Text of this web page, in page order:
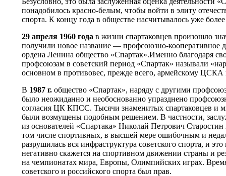
понадобилось красно-белым, чтобы войти в элиту
спорта. К концу года в обществе насчитывалось уже
29 апреля 1960 года в жизни спартаковцев произошло
получили новое название — профсоюзно-кооперативное
ордена Ленина общество «Спартак».Именно благодаря
профсоюзам в советский период «Спартак» называли
основном в противовес, прежде всего, армейскому
В 1987 г. общество «Спартак», наряду с другими
было неожиданно и необоснованно упразднено
согласия ЦК КПСС. Тысячи знаменитых спартаковцев и
были возмущены подобным решением. В частности,
из основателей «Спартака» Николай Петрович Старостин
том числе спортивных, в высшей мере ошибочным и
разрушилась вся инфраструктура советского спорта, и
негативно скажется на спортивном движении страны и
на чемпионатах мира, Европы, Олимпийских играх.
советского и российского спорта был прав.